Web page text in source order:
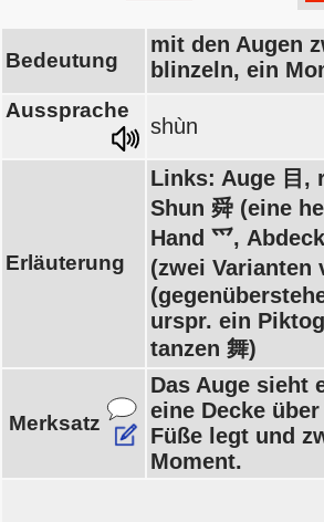
Bedeutung
mit den Augen
blinzeln, ein
Aussprache
shùn
Erläuterung
Links: Auge 目,
Shun 舜 (eine
Hand 爫,
(zwei Varianten
urspr. ein
tanzen 舞)
Merksatz
Das Auge sieht
eine Decke
Füße legt und
Moment.